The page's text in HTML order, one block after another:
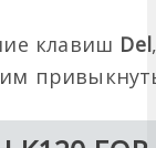
клавиш Del